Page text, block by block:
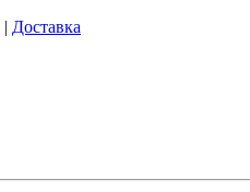
| Доставка